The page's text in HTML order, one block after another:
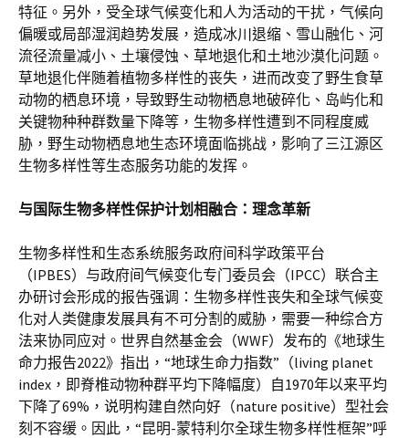
特征。另外，受全球气候变化和人为活动的干扰，气候向
偏暖或局部湿润趋势发展，造成冰川退缩、雪山融化、河
流径流量减小、土壤侵蚀、草地退化和土地沙漠化问题。
草地退化伴随着植物多样性的丧失，进而改变了野生食草
动物的栖息环境，导致野生动物栖息地破碎化、岛屿化和
关键物种种群数量下降等，生物多样性遭到不同程度威
胁，野生动物栖息地生态环境面临挑战，影响了三江源区
生物多样性等生态服务功能的发挥。
与国际生物多样性保护计划相融合：理念革新
生物多样性和生态系统服务政府间科学政策平台
（IPBES）与政府间气候变化专门委员会（IPCC）联合主
办研讨会形成的报告强调：生物多样性丧失和全球气候变
化对人类健康发展具有不可分割的威胁，需要一种综合方
法来协同应对。世界自然基金会（WWF）发布的《地球生
命力报告2022》指出，“地球生命力指数”（living planet
index，即脊椎动物种群平均下降幅度）自1970年以来平均
下降了69%，说明构建自然向好（nature positive）型社会
刻不容缓。因此，“昆明-蒙特利尔全球生物多样性框架”呼